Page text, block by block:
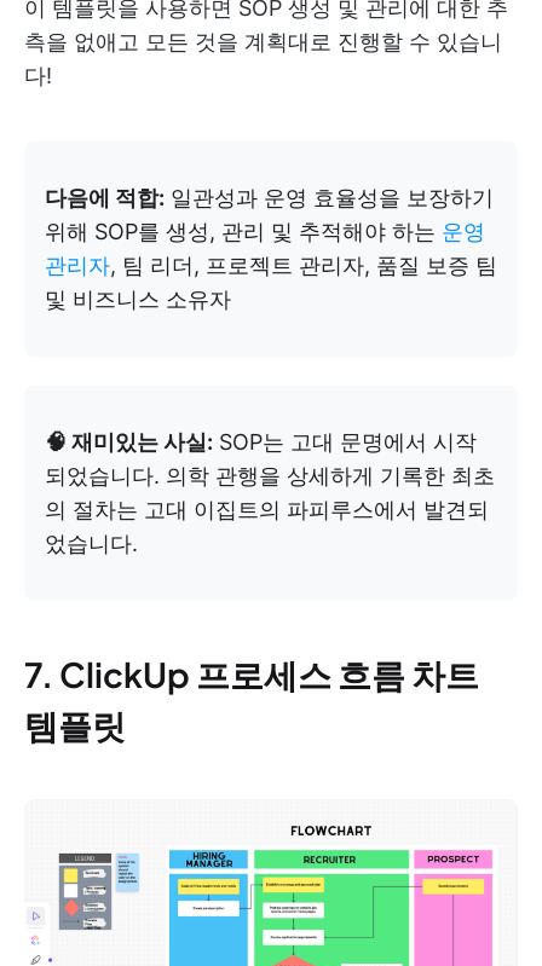
이 템플릿을 사용하면 SOP 생성 및 관리에 대한 추
측을 없애고 모든 것을 계획대로 진행할 수 있습니
다!
다음에 적합: 일관성과 운영 효율성을 보장하기
위해 SOP를 생성, 관리 및 추적해야 하는 운영
관리자, 팀 리더, 프로젝트 관리자, 품질 보증 팀
및 비즈니스 소유자
🧠 재미있는 사실: SOP는 고대 문명에서 시작
되었습니다. 의학 관행을 상세하게 기록한 최초
의 절차는 고대 이집트의 파피루스에서 발견되
었습니다.
7. ClickUp 프로세스 흐름 차트
템플릿